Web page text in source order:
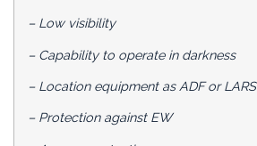
– Low visibility
– Capability to operate in darkness
– Location equipment as ADF or LARS
– Protection against EW